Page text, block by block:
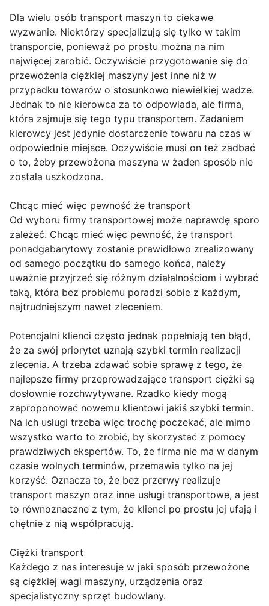
Dla wielu osób transport maszyn to ciekawe
wyzwanie. Niektórzy specjalizują się tylko w takim
transporcie, ponieważ po prostu można na nim
najwięcej zarobić. Oczywiście przygotowanie się do
przewożenia ciężkiej maszyny jest inne niż w
przypadku towarów o stosunkowo niewielkiej wadze.
Jednak to nie kierowca za to odpowiada, ale firma,
która zajmuje się tego typu transportem. Zadaniem
kierowcy jest jedynie dostarczenie towaru na czas w
odpowiednie miejsce. Oczywiście musi on też zadbać
o to, żeby przewożona maszyna w żaden sposób nie
została uszkodzona.
Chcąc mieć więc pewność że transport
Od wyboru firmy transportowej może naprawdę sporo
zależeć. Chcąc mieć więc pewność, że transport
ponadgabarytowy zostanie prawidłowo zrealizowany
od samego początku do samego końca, należy
uważnie przyjrzeć się różnym działalnościom i wybrać
taką, która bez problemu poradzi sobie z każdym,
najtrudniejszym nawet zleceniem.
Potencjalni klienci często jednak popełniają ten błąd,
że za swój priorytet uznają szybki termin realizacji
zlecenia. A trzeba zdawać sobie sprawę z tego, że
najlepsze firmy przeprowadzające transport ciężki są
dosłownie rozchwytywane. Rzadko kiedy mogą
zaproponować nowemu klientowi jakiś szybki termin.
Na ich usługi trzeba więc trochę poczekać, ale mimo
wszystko warto to zrobić, by skorzystać z pomocy
prawdziwych ekspertów. To, że firma nie ma w danym
czasie wolnych terminów, przemawia tylko na jej
korzyść. Oznacza to, że bez przerwy realizuje
transport maszyn oraz inne usługi transportowe, a jest
to równoznaczne z tym, że klienci po prostu jej ufają i
chętnie z nią współpracują.
Ciężki transport
Każdego z nas interesuje w jaki sposób przewożone
są ciężkiej wagi maszyny, urządzenia oraz
specjalistyczny sprzęt budowlany.